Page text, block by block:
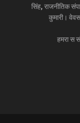
सिंह, राजनीतिक
कुमारी।
हमरा स